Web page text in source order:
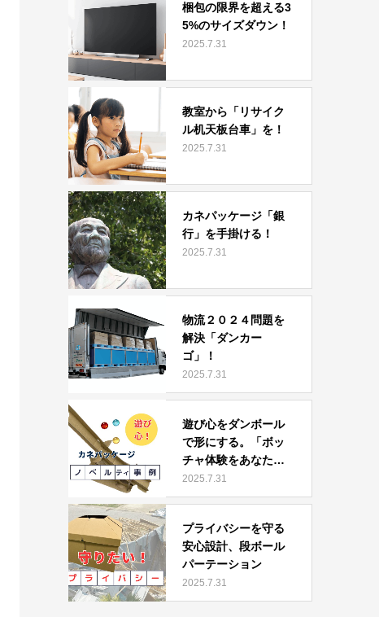
梱包の限界を超える3
5%のサイズダウン！
2025.7.31
教室から「リサイク
ル机天板台車」を！
2025.7.31
カネパッケージ「銀
行」を手掛ける！
2025.7.31
物流２０２４問題を
解決「ダンカー
ゴ」！
2025.7.31
遊び心をダンボール
で形にする。「ボッ
チャ体験をあなた
に」
2025.7.31
プライバシーを守る
安心設計、段ボール
パーテーション
2025.7.31